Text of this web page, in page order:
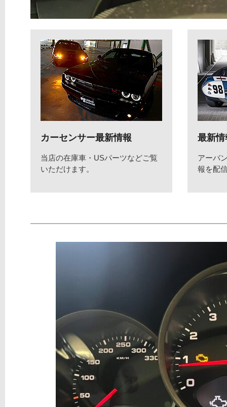
カーセンサー最新情報
当店の在庫車・USパーツなどご覧
いただけます。
最新情
アーバ
報を配